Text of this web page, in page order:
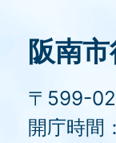
阪南
〒599-
開庁時間